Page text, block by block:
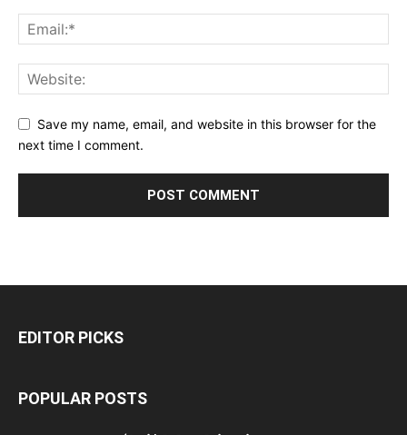
Save my name, email, and website in this browser for the
next time I comment.
EDITOR PICKS
POPULAR POSTS